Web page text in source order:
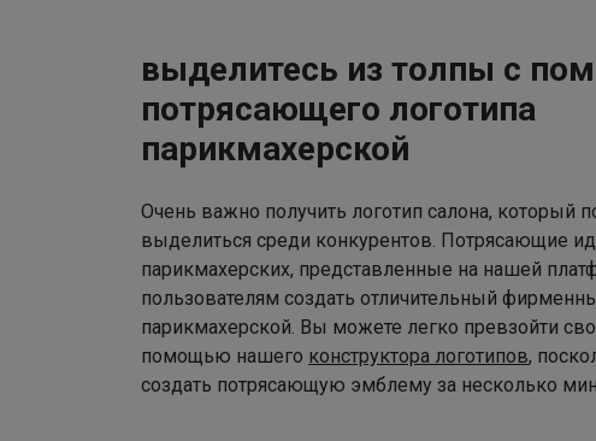
выделитесь из толпы с
потрясающего логотипа
парикмахерской
Очень важно получить логотип салона, который
выделиться среди конкурентов. Потрясающие
парикмахерских, представленные на нашей
пользователям создать отличительный
парикмахерской. Вы можете легко превзойти
помощью нашего конструктора логотипов,
создать потрясающую эмблему за несколько